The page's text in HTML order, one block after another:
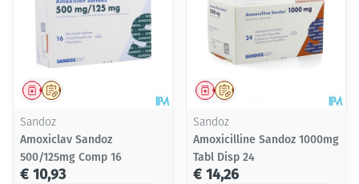
Op voorschrift
Geneesmiddel
Sandoz
Amoxiclav Sandoz
500/125mg Comp 16
€ 10,93
Op voorschrift
Geneesmiddel
Sandoz
Amoxicilline Sandoz 1000mg
Tabl Disp 24
€ 14,26